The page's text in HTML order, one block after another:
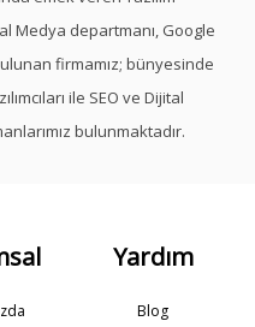
Medya departmanı, Google
firmamız; bünyesinde
ile SEO ve Dijital
bulunmaktadır.
Yardım
Blog